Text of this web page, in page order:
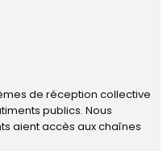
de réception collective
publics. Nous
aient accès aux chaînes